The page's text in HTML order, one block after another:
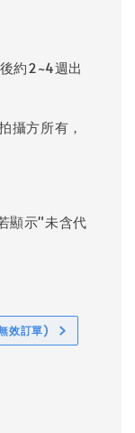
約2~4週出
攝方所有，
顯示"未含代
效訂單)